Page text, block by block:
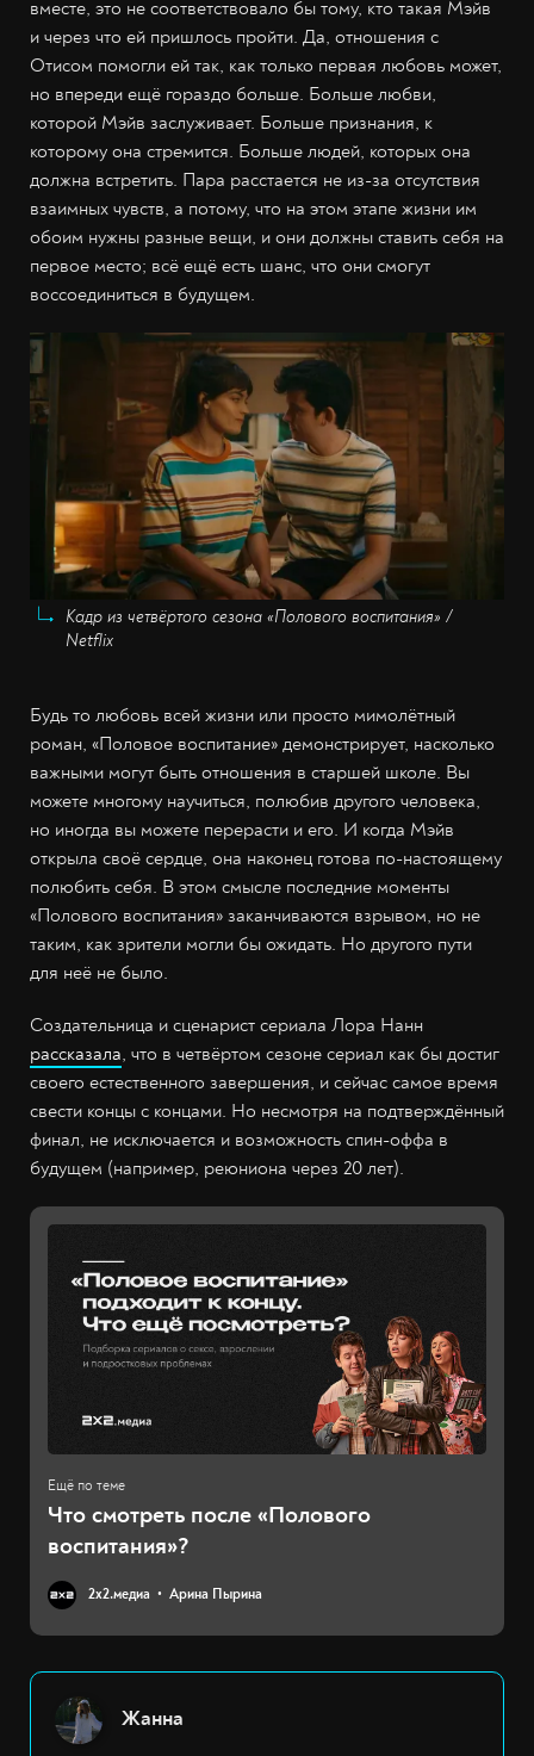
вместе, это не соответствовало бы тому, кто такая Мэйв
и через что ей пришлось пройти. Да, отношения с
Отисом помогли ей так, как только первая любовь может,
но впереди ещё гораздо больше. Больше любви,
которой Мэйв заслуживает. Больше признания, к
которому она стремится. Больше людей, которых она
должна встретить. Пара расстается не из-за отсутствия
взаимных чувств, а потому, что на этом этапе жизни им
обоим нужны разные вещи, и они должны ставить себя на
первое место; всё ещё есть шанс, что они смогут
воссоединиться в будущем.
Кадр из четвёртого сезона «Полового воспитания» /
Netflix
Будь то любовь всей жизни или просто мимолётный
роман, «Половое воспитание» демонстрирует, насколько
важными могут быть отношения в старшей школе. Вы
можете многому научиться, полюбив другого человека,
но иногда вы можете перерасти и его. И когда Мэйв
открыла своё сердце, она наконец готова по-настоящему
полюбить себя. В этом смысле последние моменты
«Полового воспитания» заканчиваются взрывом, но не
таким, как зрители могли бы ожидать. Но другого пути
для неё не было.
Создательница и сценарист сериала Лора Нанн
рассказала, что в четвёртом сезоне сериал как бы достиг
своего естественного завершения, и сейчас самое время
свести концы с концами. Но несмотря на подтверждённый
финал, не исключается и возможность спин-оффа в
будущем (например, реюниона через 20 лет).
Что смотреть после «Полового
воспитания»?
2х2.медиа Арина Пырина
Жанна